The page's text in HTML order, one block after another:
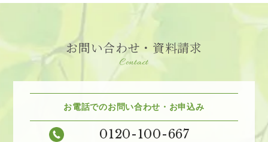
お問い合わせ・資料請求
Contact
お電話でのお問い合わせ・お申込み
0120-100-667